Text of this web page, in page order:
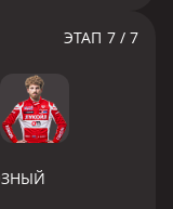
ЭТАП 7 / 7